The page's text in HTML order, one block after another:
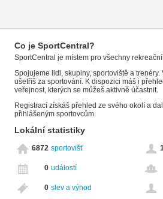
Co je SportCentral?
SportCentral je místem pro všechny rekreační
Spojujeme lidi, skupiny, sportoviště a
ušetříš za sportování. K dispozici máš i
veřejnost, kterých se můžeš aktivně účastnit.
Registrací získáš přehled ze svého okolí a
přihlášeným sportovcům.
Lokální statistiky
6872 sportovišť
0 událostí
0 slev a výhod